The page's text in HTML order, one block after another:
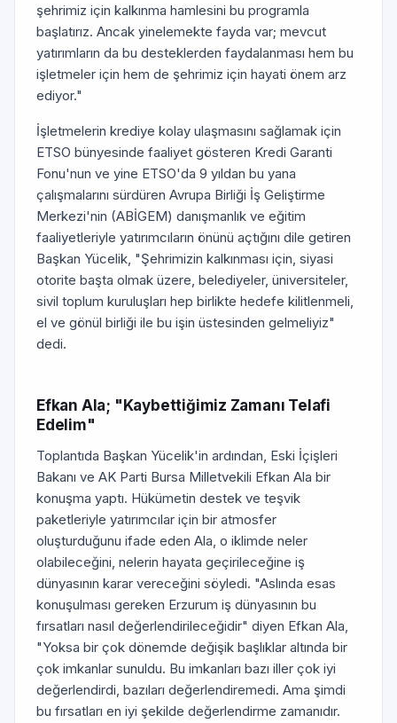
şehrimiz için kalkınma hamlesini bu programla
başlatırız. Ancak yinelemekte fayda var; mevcut
yatırımların da bu desteklerden faydalanması hem bu
işletmeler için hem de şehrimiz için hayati önem arz
ediyor."
İşletmelerin krediye kolay ulaşmasını sağlamak için
ETSO bünyesinde faaliyet gösteren Kredi Garanti
Fonu'nun ve yine ETSO'da 9 yıldan bu yana
çalışmalarını sürdüren Avrupa Birliği İş Geliştirme
Merkezi'nin (ABİGEM) danışmanlık ve eğitim
faaliyetleriyle yatırımcıların önünü açtığını dile getiren
Başkan Yücelik, "Şehrimizin kalkınması için, siyasi
otorite başta olmak üzere, belediyeler, üniversiteler,
sivil toplum kuruluşları hep birlikte hedefe kilitlenmeli,
el ve gönül birliği ile bu işin üstesinden gelmeliyiz"
dedi.
Efkan Ala; "Kaybettiğimiz Zamanı Telafi
Edelim"
Toplantıda Başkan Yücelik'in ardından, Eski İçişleri
Bakanı ve AK Parti Bursa Milletvekili Efkan Ala bir
konuşma yaptı. Hükümetin destek ve teşvik
paketleriyle yatırımcılar için bir atmosfer
oluşturduğunu ifade eden Ala, o iklimde neler
olabileceğini, nelerin hayata geçirileceğine iş
dünyasının karar vereceğini söyledi. "Aslında esas
konuşulması gereken Erzurum iş dünyasının bu
fırsatları nasıl değerlendirileceğidir" diyen Efkan Ala,
"Yoksa bir çok dönemde değişik başlıklar altında bir
çok imkanlar sunuldu. Bu imkanları bazı iller çok iyi
değerlendirdi, bazıları değerlendiremedi. Ama şimdi
bu fırsatları en iyi şekilde değerlendirme zamanıdır.